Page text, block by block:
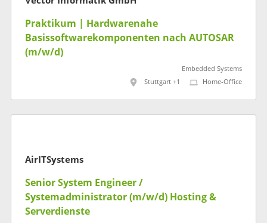
Praktikum | Hardwarenahe
Basissoftwarekomponenten nach AUTOSAR
(m/w/d)
Embedded Systems
Stuttgart +1
Home-Office
AirITSystems
Senior System Engineer /
Systemadministrator (m/w/d) Hosting &
Serverdienste